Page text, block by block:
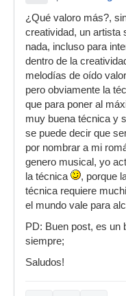
¿Qué valoro más?,
creatividad, un artista
nada, incluso para
dentro de la
melodías de oído
pero obviamente la
que para poner al
muy buena técnica y
se puede decir que
por nombrar a mi
genero musical, yo
la técnica
, porque
técnica requiere
el mundo vale para
PD: Buen post, es un
siempre;
Saludos!